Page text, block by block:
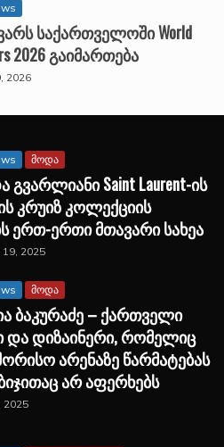
საქართველოში World
2026 გაიმართება
2026
მოდა
Saint Laurent-ის
კრუიზ კოლექციის
ერთ-ერთი მთავარი სახეა
2025
მოდა
ბაკურაძე – ქართველი
დიზაინერი, რომელიც
არენაზე წარმატებას
არ აფერხებს
2025